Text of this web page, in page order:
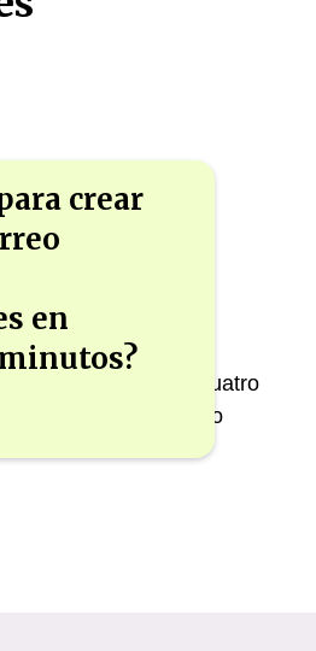
crear
en
se presentan en cuatro
columna mostrando
habilitadas o